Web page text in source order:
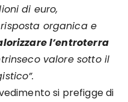
di euro,
organica e
l’entroterra
valore sotto il
si prefigge di